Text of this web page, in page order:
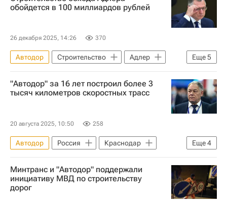
обойдется в 100 миллиардов рублей
26 декабря 2025, 14:26 370
Еще5
Автодор Строительство
Адлер
Сочи
Россия
Марат Хуснуллин
Дороги
Инфраструктура
"Автодор" за 16 лет построил более 3
тысяч километров скоростных трасс
20 августа 2025, 10:50 258
Еще4
Автодор Россия
Краснодар
Санкт-Петербург
Вячеслав Петушенко
Михаил Мишустин
Дороги
Минтранс и "Автодор" поддержали
инициативу МВД по строительству
дорог